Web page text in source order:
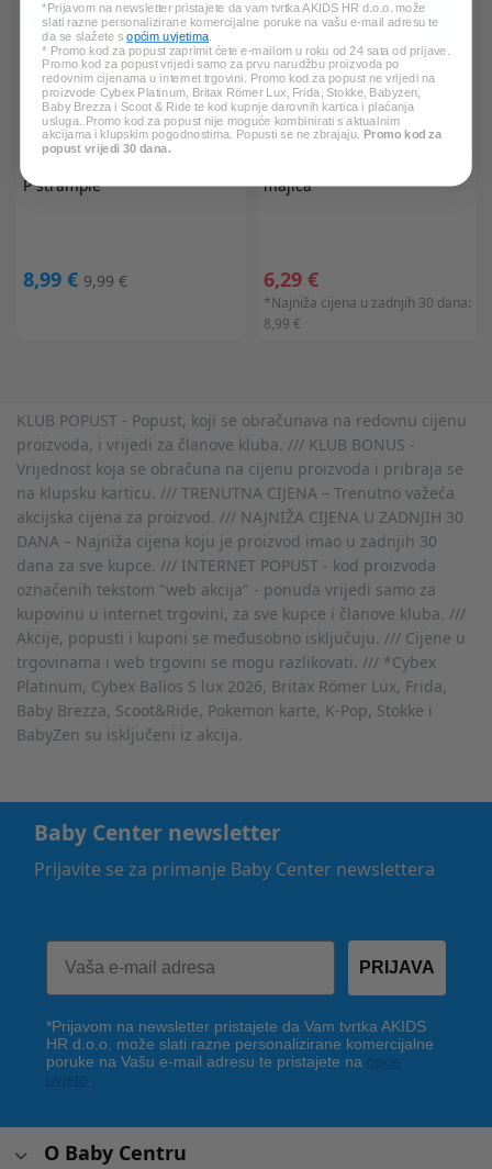
P štrample
8,99 € 9,99 €
majica
6,29 €
*Najniža cijena u zadnjih 30 dana:
8,99 €
KLUB POPUST - Popust, koji se obračunava na redovnu cijenu
proizvoda, i vrijedi za članove kluba. /// KLUB BONUS -
Vrijednost koja se obračuna na cijenu proizvoda i pribraja se
na klupsku karticu. /// TRENUTNA CIJENA – Trenutno važeća
akcijska cijena za proizvod. /// NAJNIŽA CIJENA U ZADNJIH 30
DANA – Najniža cijena koju je proizvod imao u zadnjih 30
dana za sve kupce. /// INTERNET POPUST - kod proizvoda
označenih tekstom "web akcija" - ponuda vrijedi samo za
kupovinu u internet trgovini, za sve kupce i članove kluba. ///
Akcije, popusti i kuponi se međusobno isključuju. /// Cijene u
trgovinama i web trgovini se mogu razlikovati. /// *Cybex
Platinum, Cybex Balios S lux 2026, Britax Römer Lux, Frida,
Baby Brezza, Scoot&Ride, Pokemon karte, K-Pop, Stokke i
BabyZen su isključeni iz akcija.
Baby Center newsletter
Prijavite se za primanje Baby Center newslettera
PRIJAVA
*Prijavom na newsletter pristajete da Vam tvrtka AKIDS
HR d.o.o. može slati razne personalizirane komercijalne
poruke na Vašu e-mail adresu te pristajete na
O Baby Centru
*Prijavom na newsletter pristajete da vam tvrtka AKIDS HR d.o.o. može
slati razne personalizirane komercijalne poruke na vašu e-mail adresu te
da se slažete sopćim uvjetima.
* Promo kod za popust zaprimit ćete e-mailom u roku od 24 sata od prijave.
Promo kod za popust vrijedi samo za prvu narudžbu proizvoda po
redovnim cijenama u internet trgovini. Promo kod za popust ne vrijedi na
proizvode Cybex Platinum, Britax Römer Lux, Frida, Stokke, Babyzen,
Baby Brezza i Scoot & Ride te kod kupnje darovnih kartica i plaćanja
usluga. Promo kod za popust nije moguće kombinirati s aktualnim
akcijama i klupskim pogodnostima. Popusti se ne zbrajaju. Promo kod za
popust vrijedi 30 dana.